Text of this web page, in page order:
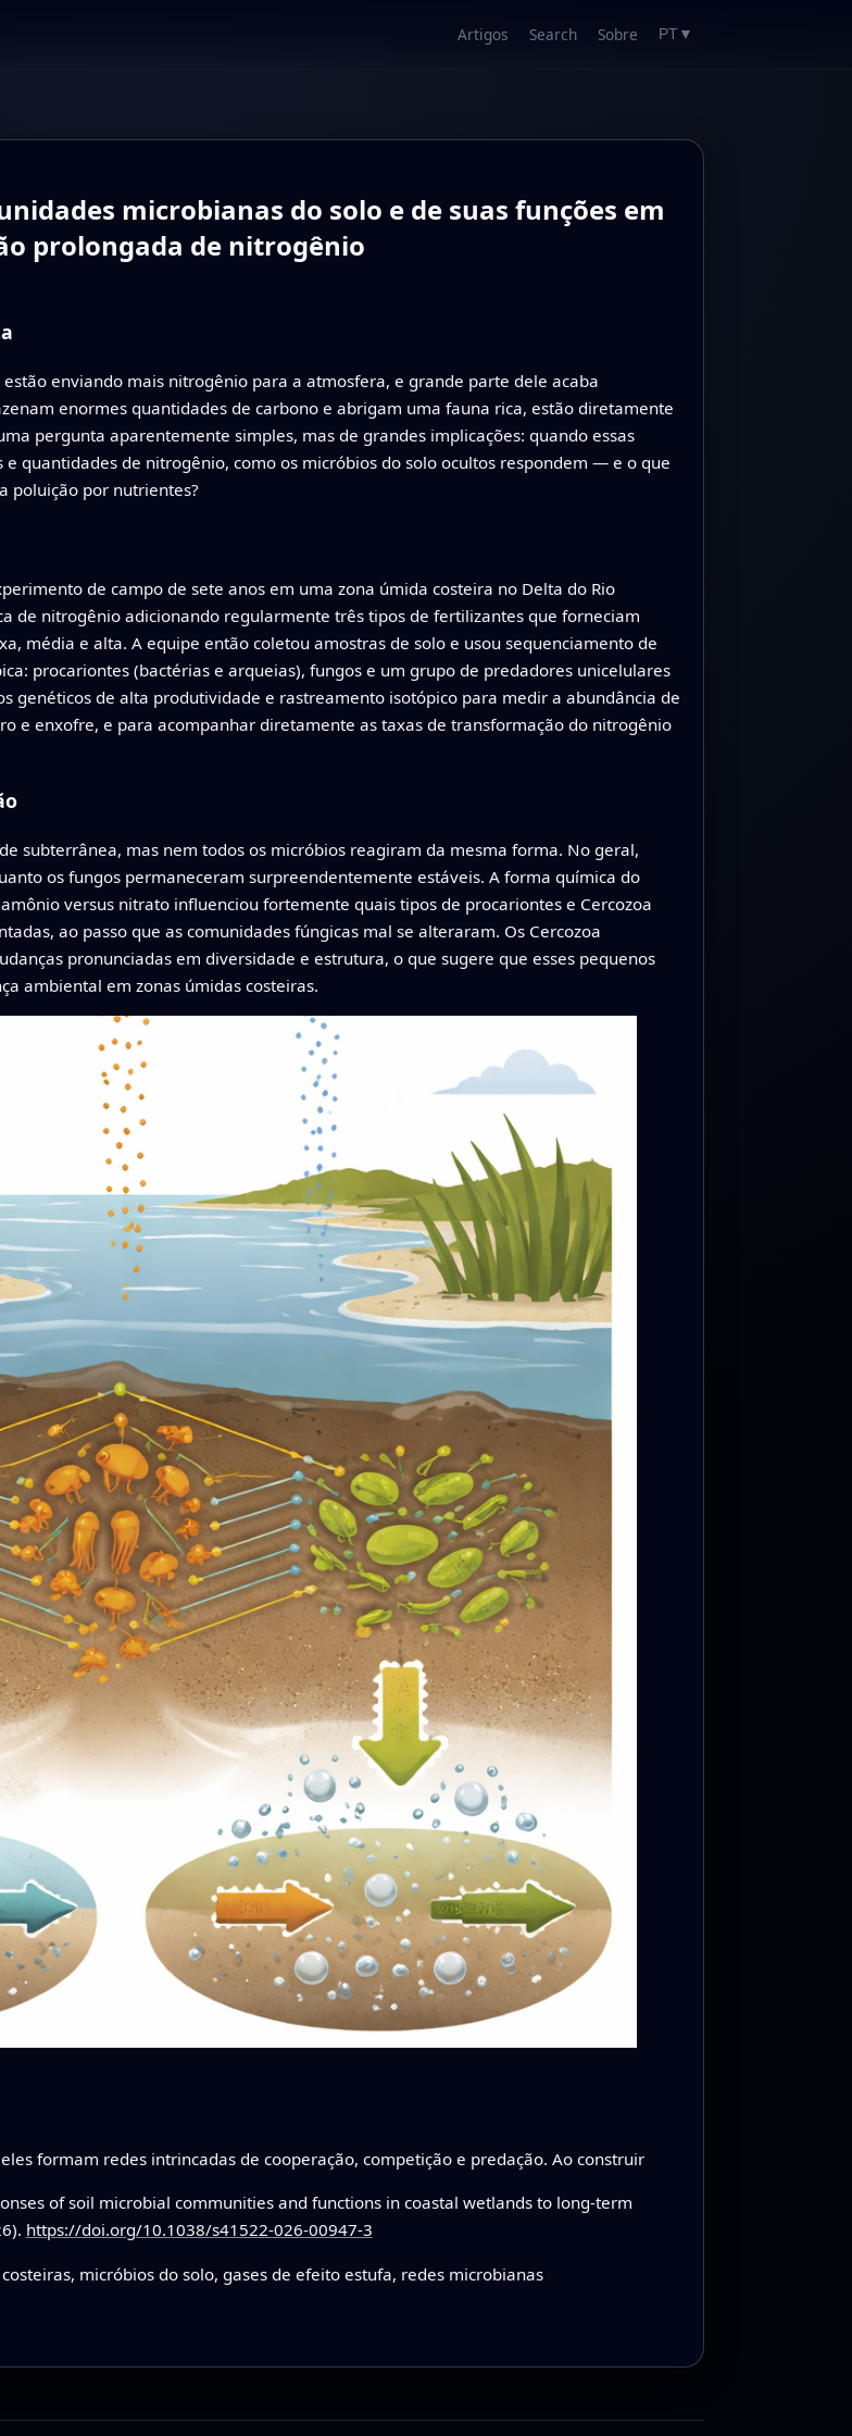
Artigos Search Sobre PT ▼
microbianas do solo e de suas funções em
prolongada de nitrogênio
enviando mais nitrogênio para a atmosfera, e grande parte dele acaba
enormes quantidades de carbono e abrigam uma fauna rica, estão diretamente
pergunta aparentemente simples, mas de grandes implicações: quando essas
quantidades de nitrogênio, como os micróbios do solo ocultos respondem — e o que
poluição por nutrientes?
de campo de sete anos em uma zona úmida costeira no Delta do Rio
de nitrogênio adicionando regularmente três tipos de fertilizantes que forneciam
média e alta. A equipe então coletou amostras de solo e usou sequenciamento de
procariontes (bactérias e arqueias), fungos e um grupo de predadores unicelulares
genéticos de alta produtividade e rastreamento isotópico para medir a abundância de
e enxofre, e para acompanhar diretamente as taxas de transformação do nitrogênio
subterrânea, mas nem todos os micróbios reagiram da mesma forma. No geral,
os fungos permaneceram surpreendentemente estáveis. A forma química do
versus nitrato influenciou fortemente quais tipos de procariontes e Cercozoa
ao passo que as comunidades fúngicas mal se alteraram. Os Cercozoa
pronunciadas em diversidade e estrutura, o que sugere que esses pequenos
ambiental em zonas úmidas costeiras.
formam redes intrincadas de cooperação, competição e predação. Ao construir
of soil microbial communities and functions in coastal wetlands to long-term
https://doi.org/10.1038/s41522-026-00947-3
micróbios do solo, gases de efeito estufa, redes microbianas